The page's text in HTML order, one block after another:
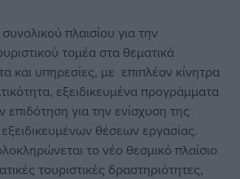
πλαισίου για την
τομέα στα θεματικά
και υπηρεσίες, με επιπλέον κίνητρα
εξειδικευμένα προγράμματα
επιδότηση για την ενίσχυση της
θέσεων εργασίας.
το νέο θεσμικό πλαίσιο
τουριστικές δραστηριότητες,